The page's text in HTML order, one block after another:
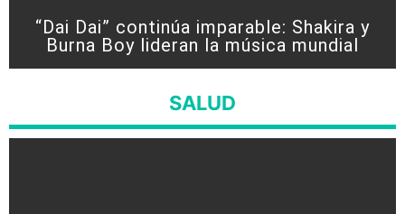
“Dai Dai” continúa imparable: Shakira y
Burna Boy lideran la música mundial
SALUD